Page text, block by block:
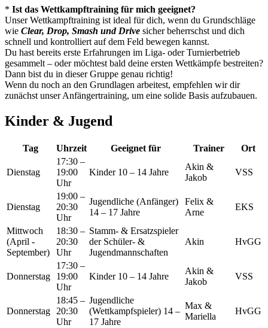
* Ist das Wettkampftraining für mich geeignet?
Unser Wettkampftraining ist ideal für dich, wenn du Grundschläge
wie Clear, Drop, Smash und Drive sicher beherrschst und dich
schnell und kontrolliert auf dem Feld bewegen kannst.
Du hast bereits erste Erfahrungen im Liga- oder Turnierbetrieb
gesammelt – oder möchtest bald deine ersten Wettkämpfe bestreiten?
Dann bist du in dieser Gruppe genau richtig!
Wenn du noch an den Grundlagen arbeitest, empfehlen wir dir
zunächst unser Anfängertraining, um eine solide Basis aufzubauen.
Kinder & Jugend
Tag Uhrzeit Geeignet für Trainer Ort
Dienstag
17:30 –
19:00
Uhr
Kinder 10 – 14 Jahre
Akin &
Jakob
VSS
Dienstag
19:00 –
20:30
Uhr
Jugendliche (Anfänger)
14 – 17 Jahre
Felix &
Arne
EKS
Mittwoch
(April -
September)
18:30 –
20:30
Uhr
Stamm- & Ersatzspieler
der Schüler- &
Jugendmannschaften
Akin HvGG
Donnerstag
17:30 –
19:00
Uhr
Kinder 10 – 14 Jahre
Akin &
Jakob
VSS
Donnerstag
18:45 –
20:30
Uhr
Jugendliche
(Wettkampfspieler) 14 –
17 Jahre
Max &
Mariella
HvGG